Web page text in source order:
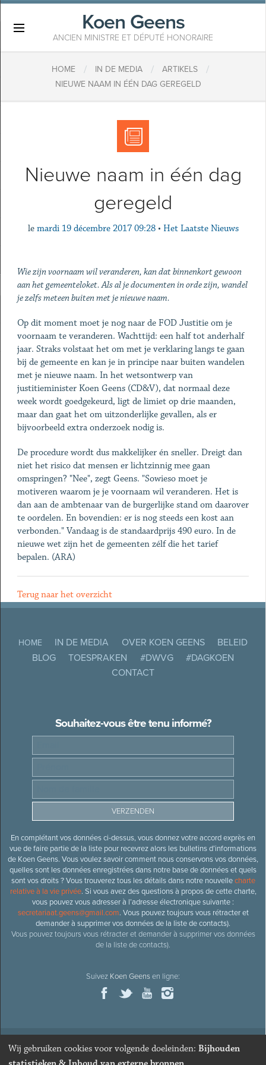
Koen Geens
ANCIEN MINISTRE ET DÉPUTÉ HONORAIRE
HOME / IN DE MEDIA / ARTIKELS /
​NIEUWE NAAM IN ÉÉN DAG GEREGELD
​Nieuwe naam in één dag
geregeld
le mardi 19 décembre 2017 09:28 • Het Laatste Nieuws
Wie zijn voornaam wil veranderen, kan dat binnenkort gewoon
aan het gemeenteloket. Als al je documenten in orde zijn, wandel
je zelfs meteen buiten met je nieuwe naam.
Op dit moment moet je nog naar de FOD Justitie om je
voornaam te veranderen. Wachttijd: een half tot anderhalf
jaar. Straks volstaat het om met je verklaring langs te gaan
bij de gemeente en kan je in principe naar buiten wandelen
met je nieuwe naam. In het wetsontwerp van
justitieminister Koen Geens (CD&V), dat normaal deze
week wordt goedgekeurd, ligt de limiet op drie maanden,
maar dan gaat het om uitzonderlijke gevallen, als er
bijvoorbeeld extra onderzoek nodig is.
De procedure wordt dus makkelijker én sneller. Dreigt dan
niet het risico dat mensen er lichtzinnig mee gaan
omspringen? "Nee", zegt Geens. "Sowieso moet je
motiveren waarom je je voornaam wil veranderen. Het is
dan aan de ambtenaar van de burgerlijke stand om daarover
te oordelen. En bovendien: er is nog steeds een kost aan
verbonden." Vandaag is de standaardprijs 490 euro. In de
nieuwe wet zijn het de gemeenten zélf die het tarief
bepalen. (ARA)
Terug naar het overzicht
HOME IN DE MEDIA OVER KOEN GEENS
BELEID
BLOG
TOESPRAKEN #DWVG
#DAGKOEN
CONTACT
Souhaitez-vous être tenu informé?
En complétant vos données ci-dessus, vous donnez votre accord exprès en
vue de faire partie de la liste pour recevrez alors les bulletins d’informations
de Koen Geens. Vous voulez savoir comment nous conservons vos données,
quelles sont les données enregistrées dans notre base de données et quels
sont vos droits ? Vous trouverez tous les détails dans notre nouvellecharte
relative à la vie privée. Si vous avez des questions à propos de cette charte,
vous pouvez vous adresser à l’adresse électronique suivante :
secretariaat.geens@gmail.com. Vous pouvez toujours vous rétracter et
demander à supprimer vos données de la liste de contacts).
Vous pouvez toujours vous rétracter et demander à supprimer vos données
de la liste de contacts).
Suivez Koen Geensen ligne:
© 2026Ancien ministre et député honoraire
Wij gebruiken cookies voor volgende doeleinden: Bijhouden